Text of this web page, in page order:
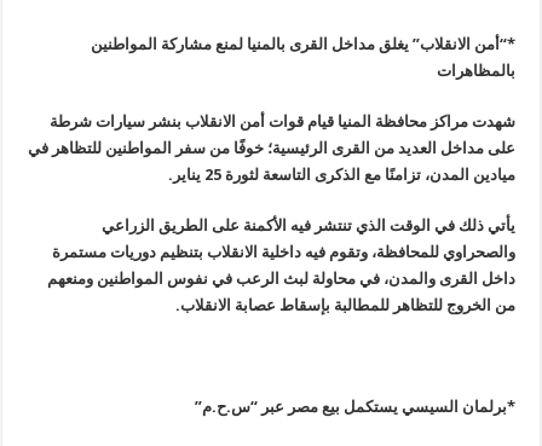
*
“أمن الانقلاب” يغلق مداخل القرى بالمنيا لمنع مشاركة المواطنين
بالمظاهرات
شهدت مراكز محافظة المنيا قيام قوات أمن الانقلاب بنشر سيارات شرطة
على مداخل العديد من القرى الرئيسية؛ خوفًا من سفر المواطنين للتظاهر في
ميادين المدن، تزامنًا مع الذكرى التاسعة لثورة 25 يناير
.
يأتي ذلك في الوقت الذي تنتشر فيه الأكمنة على الطريق الزراعي
والصحراوي للمحافظة، وتقوم فيه داخلية الانقلاب بتنظيم دوريات مستمرة
داخل القرى والمدن، في محاولة لبث الرعب في نفوس المواطنين ومنعهم
من الخروج للتظاهر للمطالبة بإسقاط عصابة الانقلاب.
*برلمان السيسي يستكمل بيع مصر عبر “س.ح.م”